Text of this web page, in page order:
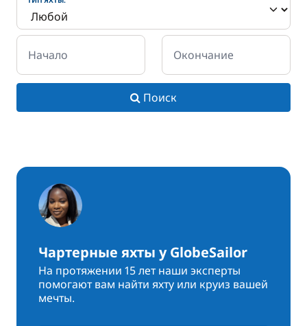
Начало Окончание
Поиск
Чартерные яхты у GlobeSailor
На протяжении 15 лет наши эксперты
помогают вам найти яхту или круиз вашей
мечты.